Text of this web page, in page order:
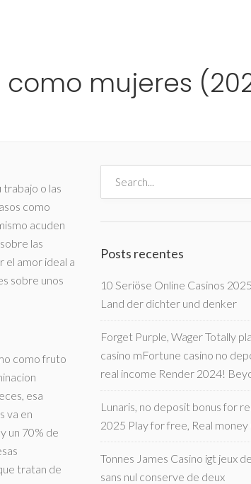
mujeres
trabajo o las
como
acuden
las
el amor ideal a
sobre unos
como fruto
esa
va en
un 70% de
tratan de
Posts recentes
10 Seriöse Online Casinos
Land der dichter und denker
Forget Purple, Wager Totally
casino mFortune casino no
real income Render 2024!
Lunaris, no deposit bonus for
2025 Play for free, Real
Tonnes James Casino igt jeux
sans nul conserve de deux